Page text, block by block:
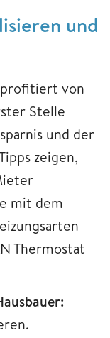
und
von
Stelle
und der
zeigen,
mit dem
Thermostat